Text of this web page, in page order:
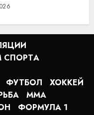
ФУТБОЛ
ХОККЕЙ
MMA
ФОРМУЛА 1